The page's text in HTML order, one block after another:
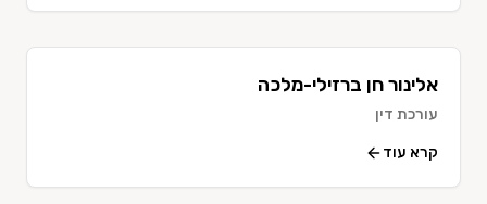
אלינור חן ברזילי-מלכה
עורכת דין
קרא עוד